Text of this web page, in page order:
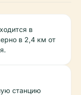
в
в 2,4 км от
станцию